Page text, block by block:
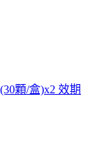
顆/盒)x2 效期